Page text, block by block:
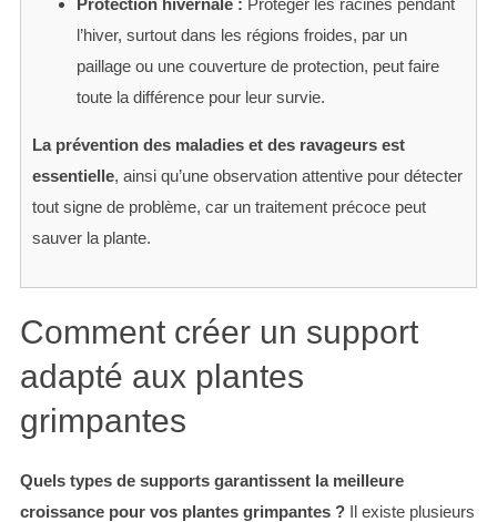
l’hiver, surtout dans les régions froides, par un
paillage ou une couverture de protection, peut faire
toute la différence pour leur survie.
La prévention des maladies et des ravageurs est
essentielle, ainsi qu’une observation attentive pour détecter
tout signe de problème, car un traitement précoce peut
sauver la plante.
Comment créer un support
adapté aux plantes
grimpantes
Quels types de supports garantissent la meilleure
croissance pour vos plantes grimpantes ?Il existe plusieurs
o
r